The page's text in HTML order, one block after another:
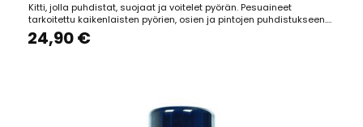
Kitti, jolla puhdistat, suojaat ja voitelet pyörän. Pesuaineet
tarkoitettu kaikenlaisten pyörien, osien ja pintojen puhdistukseen.
Turvallinen käyttää kaikilla osilla ja pinnoilla, myös hiilikuidulla.
Sisältää:1x Nano Tech Bike Cleaner 1 L1x MO-94 Multi Purpose Spray
24,90 €